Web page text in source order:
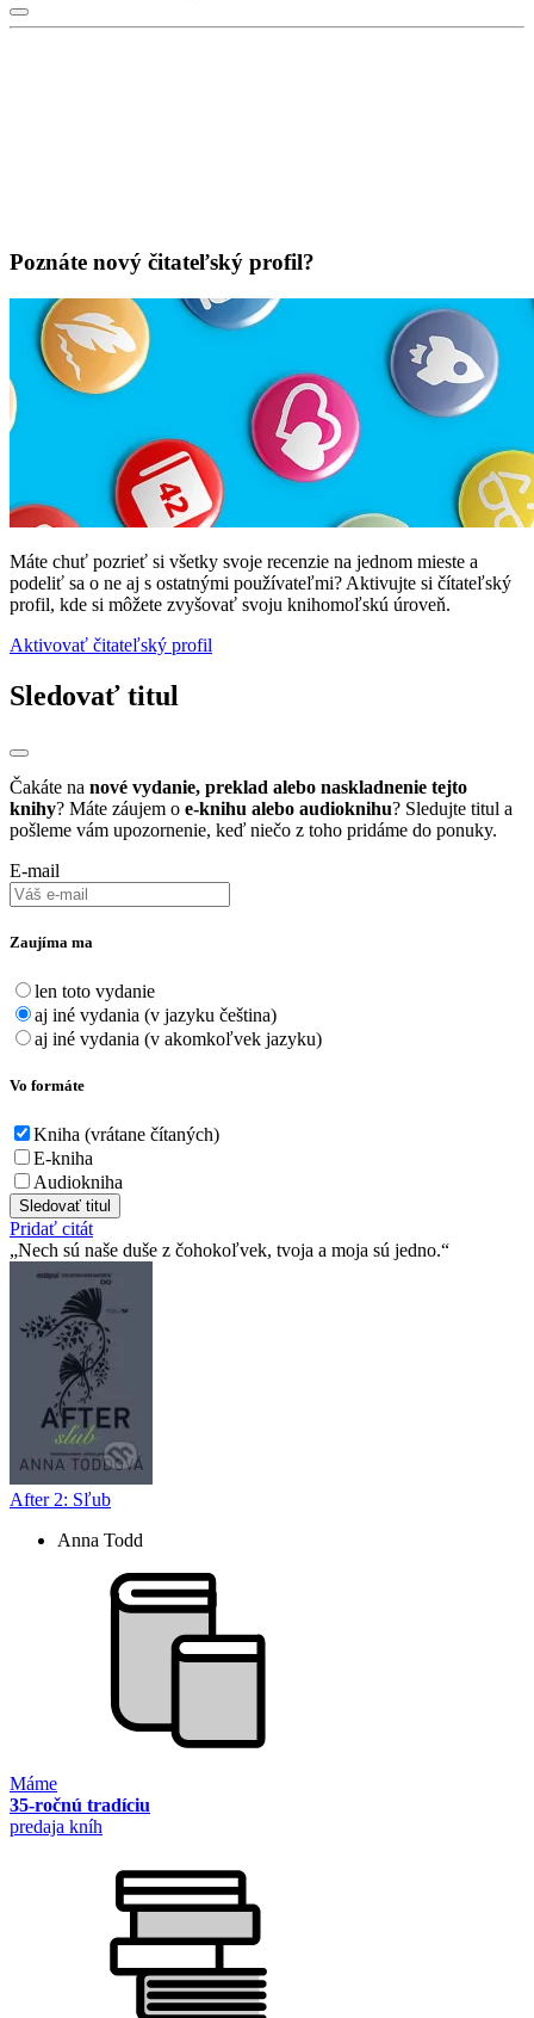
Poznáte nový čitateľský profil?
Máte chuť pozrieť si všetky svoje recenzie na jednom mieste a
podeliť sa o ne aj s ostatnými používateľmi? Aktivujte si čítateľský
profil, kde si môžete zvyšovať svoju knihomoľskú úroveň.
Aktivovať čitateľský profil
Sledovať titul
Čakáte na nové vydanie, preklad alebo naskladnenie tejto
knihy? Máte záujem o e-knihu alebo audioknihu? Sledujte titul a
pošleme vám upozornenie, keď niečo z toho pridáme do ponuky.
E-mail
Zaujíma ma
len toto vydanie
aj iné vydania (v jazyku čeština)
aj iné vydania (v akomkoľvek jazyku)
Vo formáte
Kniha (vrátane čítaných)
E-kniha
Audiokniha
Sledovať titul
Pridať citát
Nech sú naše duše z čohokoľvek, tvoja a moja sú jedno.
After 2: Sľub
Anna Todd
Máme
35-ročnú tradíciu
predaja kníh